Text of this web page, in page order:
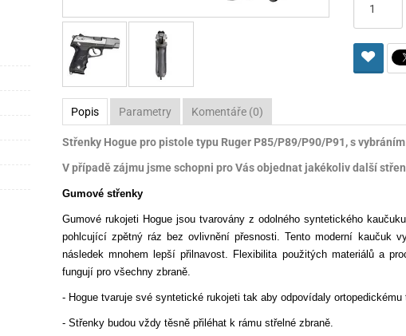
Příslušenství pro zbraně na ZP
Brokovnice opakovací
Brokovnice samonabíjecí
Pistole samonabíjecí
Kuchyňské nože
Příslušenství pro nože
Obranné spreje
Adaptéry
Pro lištu 15 - 17 mm
Pistolové a revolverové náboje
Popis Parametry Komentáře (0)
Střenky Hogue pro pistole typu Ruger P85/P89/P90/P91, s
V případě zájmu jsme schopni pro Vás objednat jakékoliv další
Gumové střenky
Gumové rukojeti Hogue jsou tvarovány z odolného syntetického
pohlcující zpětný ráz bez ovlivnění přesnosti. Tento moderní kaučuk
následek mnohem lepší přilnavost. Flexibilita použitých materiálů a
fungují pro všechny zbraně.
- Hogue tvaruje své syntetické rukojeti tak aby odpovídaly
- Střenky budou vždy těsně přiléhat k rámu střelné zbraně.